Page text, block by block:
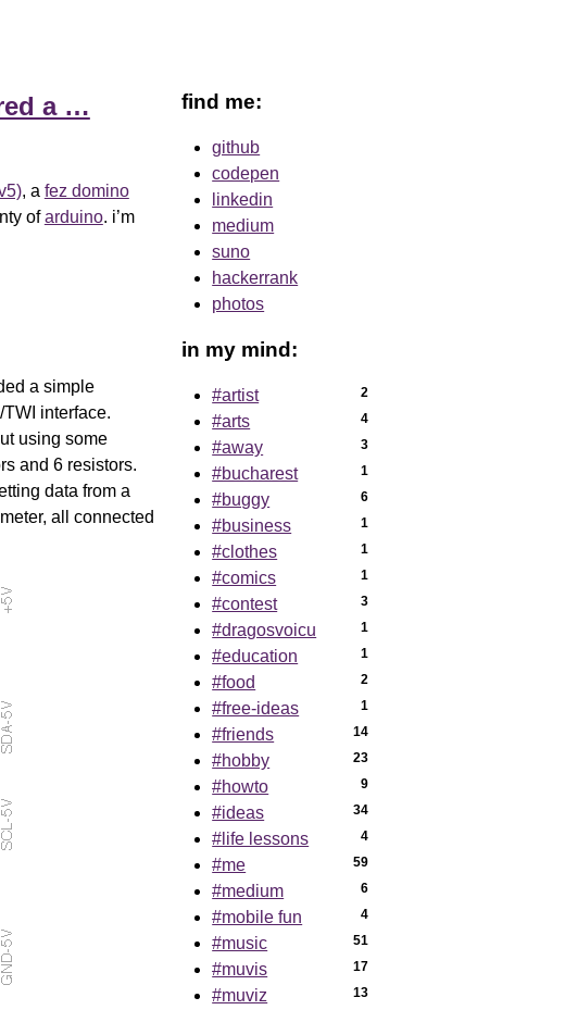
a …
, a fez domino
ofarduino. i’m
a simple
interface.
using some
and 6 resistors.
data from a
all connected
find me:
github
codepen
linkedin
medium
suno
hackerrank
photos
in my mind:
#artist 2
#arts 4
#away 3
#bucharest 1
#buggy 6
#business 1
#clothes 1
#comics 1
#contest 3
#dragosvoicu 1
#education 1
#food 2
#free-ideas 1
#friends 14
#hobby 23
#howto 9
#ideas 34
#life lessons 4
#me 59
#medium 6
#mobile fun 4
#music 51
#muvis 17
#muviz 13